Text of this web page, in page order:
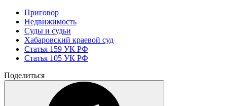
Приговор
Недвижимость
Суды и судьи
Хабаровский краевой суд
Статья 159 УК РФ
Статья 105 УК РФ
Поделиться